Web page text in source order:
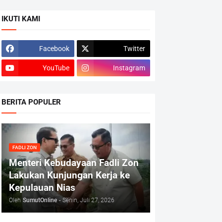
IKUTI KAMI
Facebook Twitter
YouTube Instagram
BERITA POPULER
FADLI ZON
Menteri Kebudayaan Fadli Zon
Lakukan Kunjungan Kerja ke
Kepulauan Nias
Oleh SumutOnline - Senin, Juli 27, 2026